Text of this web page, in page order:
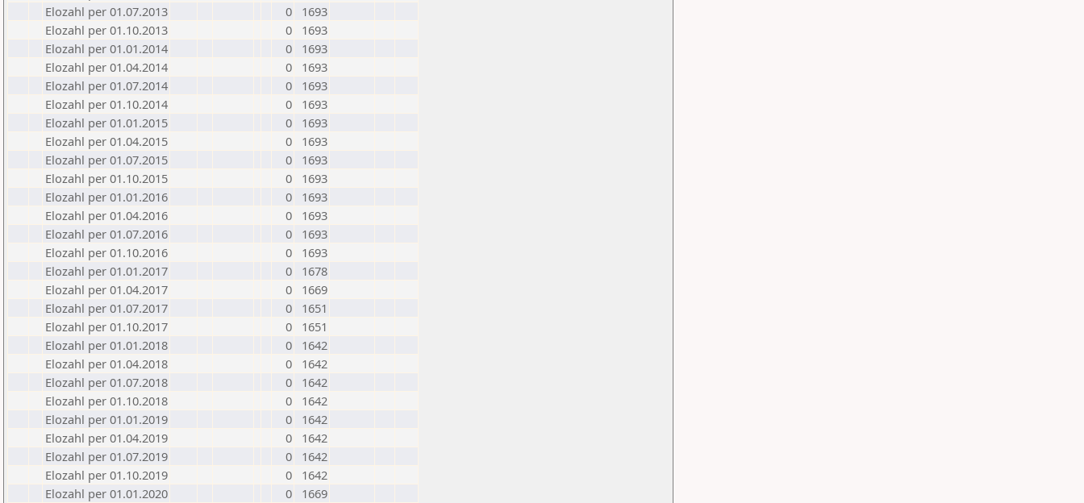
Elozahl per 01.07.2013
0
1693
Elozahl per 01.10.2013
0
1693
Elozahl per 01.01.2014
0
1693
Elozahl per 01.04.2014
0
1693
Elozahl per 01.07.2014
0
1693
Elozahl per 01.10.2014
0
1693
Elozahl per 01.01.2015
0
1693
Elozahl per 01.04.2015
0
1693
Elozahl per 01.07.2015
0
1693
Elozahl per 01.10.2015
0
1693
Elozahl per 01.01.2016
0
1693
Elozahl per 01.04.2016
0
1693
Elozahl per 01.07.2016
0
1693
Elozahl per 01.10.2016
0
1693
Elozahl per 01.01.2017
0
1678
Elozahl per 01.04.2017
0
1669
Elozahl per 01.07.2017
0
1651
Elozahl per 01.10.2017
0
1651
Elozahl per 01.01.2018
0
1642
Elozahl per 01.04.2018
0
1642
Elozahl per 01.07.2018
0
1642
Elozahl per 01.10.2018
0
1642
Elozahl per 01.01.2019
0
1642
Elozahl per 01.04.2019
0
1642
Elozahl per 01.07.2019
0
1642
Elozahl per 01.10.2019
0
1642
Elozahl per 01.01.2020
0
1669